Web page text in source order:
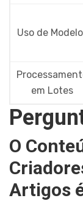
Uso de
em Lotes
O
Artigos